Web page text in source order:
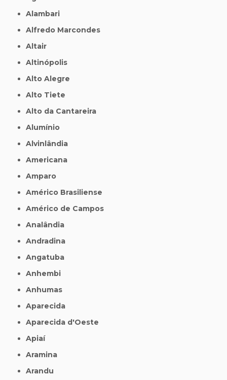
Alambari
Alfredo Marcondes
Altair
Altinópolis
Alto Alegre
Alto Tiete
Alto da Cantareira
Alumínio
Alvinlândia
Americana
Amparo
Américo Brasiliense
Américo de Campos
Analândia
Andradina
Angatuba
Anhembi
Anhumas
Aparecida
Aparecida d'Oeste
Apiaí
Aramina
Arandu